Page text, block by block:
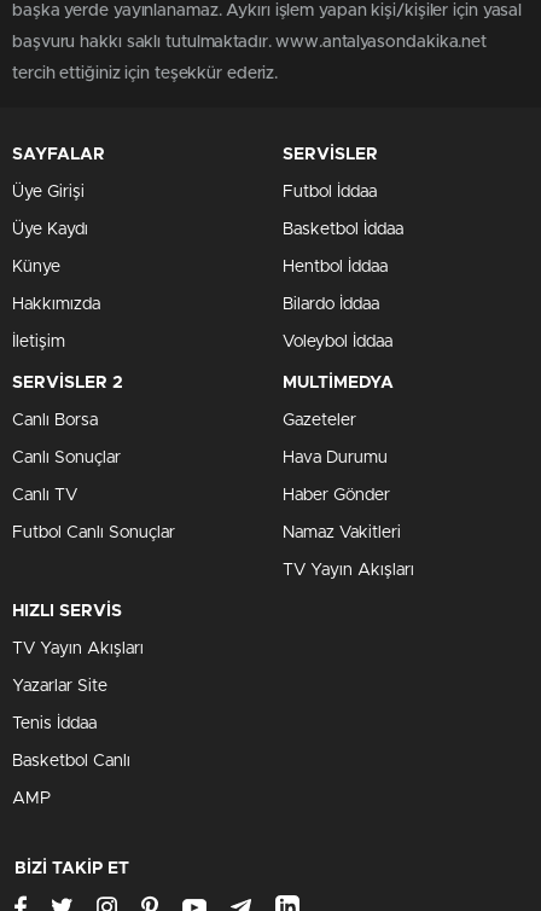
başka yerde yayınlanamaz. Aykırı işlem yapan kişi/kişiler için yasal
başvuru hakkı saklı tutulmaktadır. www.antalyasondakika.net
tercih ettiğiniz için teşekkür ederiz.
SAYFALAR
Üye Girişi
Üye Kaydı
Künye
Hakkımızda
İletişim
SERVİSLER
Futbol İddaa
Basketbol İddaa
Hentbol İddaa
Bilardo İddaa
Voleybol İddaa
SERVİSLER 2
Canlı Borsa
Canlı Sonuçlar
Canlı TV
Futbol Canlı Sonuçlar
MULTİMEDYA
Gazeteler
Hava Durumu
Haber Gönder
Namaz Vakitleri
TV Yayın Akışları
HIZLI SERVİS
TV Yayın Akışları
Yazarlar Site
Tenis İddaa
Basketbol Canlı
AMP
BİZİ TAKİP ET